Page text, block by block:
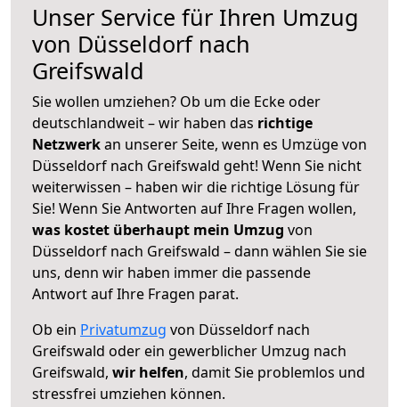
Unser Service für Ihren Umzug
von Düsseldorf nach
Greifswald
Sie wollen umziehen? Ob um die Ecke oder
deutschlandweit – wir haben das richtige
Netzwerkan unserer Seite, wenn es Umzüge von
Düsseldorf nach Greifswald geht! Wenn Sie nicht
weiterwissen – haben wir die richtige Lösung für
Sie! Wenn Sie Antworten auf Ihre Fragen wollen,
was kostet überhaupt mein Umzug von
Düsseldorf nach Greifswald – dann wählen Sie sie
uns, denn wir haben immer die passende
Antwort auf Ihre Fragen parat.
Ob ein Privatumzug von Düsseldorf nach
Greifswald oder ein gewerblicher Umzug nach
Greifswald, wir helfen, damit Sie problemlos und
stressfrei umziehen können.